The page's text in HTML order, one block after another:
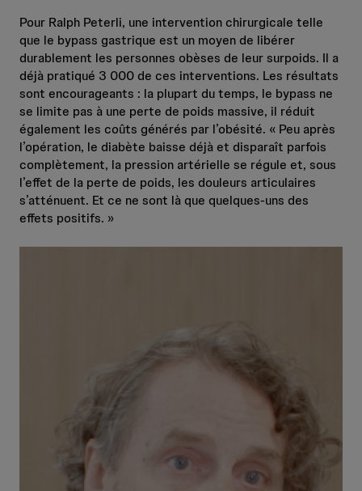
Pour Ralph Peterli, une intervention chirurgicale telle
que le bypass gastrique est un moyen de libérer
durablement les personnes obèses de leur surpoids. Il a
déjà pratiqué 3 000 de ces interventions. Les résultats
sont encourageants : la plupart du temps, le bypass ne
se limite pas à une perte de poids massive, il réduit
également les coûts générés par l’obésité. « Peu après
l’opération, le diabète baisse déjà et disparaît parfois
complètement, la pression artérielle se régule et, sous
l’effet de la perte de poids, les douleurs articulaires
s’atténuent. Et ce ne sont là que quelques-uns des
effets positifs. »